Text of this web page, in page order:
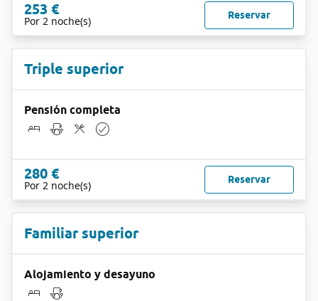
253 €
Por 2 noche(s) Reservar
Triple superior
Pensión completa
280 €
Por 2 noche(s) Reservar
Familiar superior
Alojamiento y desayuno